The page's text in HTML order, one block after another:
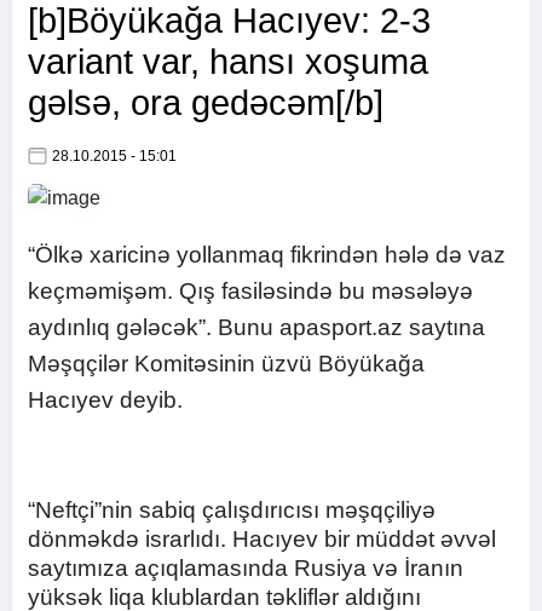
[b]Böyükağa Hacıyev: 2-3
variant var, hansı xoşuma
gəlsə, ora gedəcəm[/b]
28.10.2015 - 15:01
“Ölkə xaricinə yollanmaq fikrindən hələ də vaz
keçməmişəm. Qış fasiləsində bu məsələyə
aydınlıq gələcək”. Bunu apasport.az saytına
Məşqçilər Komitəsinin üzvü Böyükağa
Hacıyev deyib.
“Neftçi”nin sabiq çalışdırıcısı məşqçiliyə
dönməkdə israrlıdı. Hacıyev bir müddət əvvəl
saytımıza açıqlamasında Rusiya və İranın
yüksək liqa klublardan təkliflər aldığını